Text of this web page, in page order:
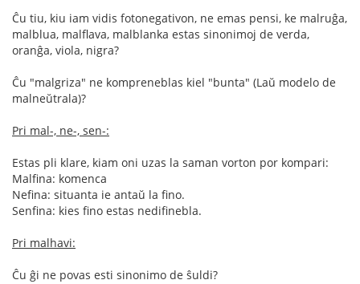
Ĉu tiu, kiu iam vidis fotonegativon, ne emas pensi, ke malruĝa,
malblua, malflava, malblanka estas sinonimoj de verda,
oranĝa, viola, nigra?
Ĉu "malgriza" ne kompreneblas kiel "bunta" (Laŭ modelo de
malneŭtrala)?
Pri mal-, ne-, sen-:
Estas pli klare, kiam oni uzas la saman vorton por kompari:
Malfina: komenca
Nefina: situanta ie antaŭ la fino.
Senfina: kies fino estas nedifinebla.
Pri malhavi:
Ĉu ĝi ne povas esti sinonimo de ŝuldi?